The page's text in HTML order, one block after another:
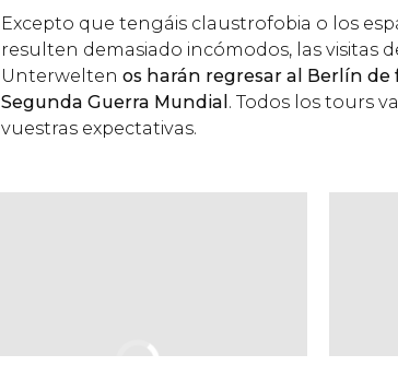
Excepto que tengáis claustrofobia o los
resulten demasiado incómodos, las visitas
Unterwelten os harán regresar al Berlín de
Segunda Guerra Mundial . Todos los tours
vuestras expectativas.